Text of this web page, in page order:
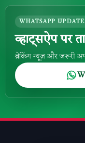
WHATSAPP
व्हाट्सऐप पर
ब्रेकिंग न्यूज़ और जरूरी